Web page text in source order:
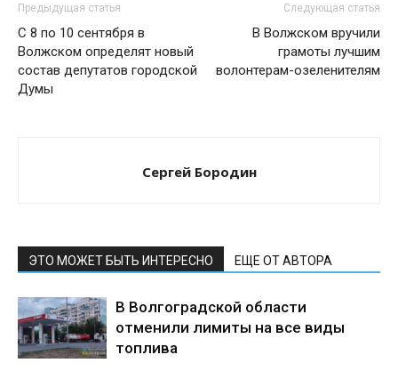
Предыдущая статья
С 8 по 10 сентября в
Волжском определят новый
состав депутатов городской
Думы
Следующая статья
В Волжском вручили
грамоты лучшим
волонтерам-озеленителям
Сергей Бородин
ЭТО МОЖЕТ БЫТЬ ИНТЕРЕСНО ЕЩЕ ОТ АВТОРА
В Волгоградской области
отменили лимиты на все виды
топлива